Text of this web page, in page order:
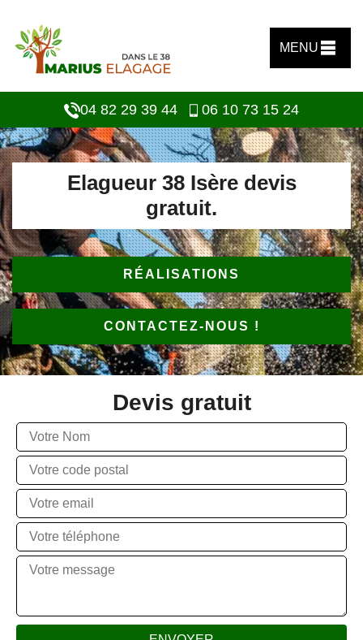
MENU
04 82 29 39 44 06 10 73 15 24
Elagueur 38 Isère devis
gratuit.
RÉALISATIONS
CONTACTEZ-NOUS !
Devis gratuit